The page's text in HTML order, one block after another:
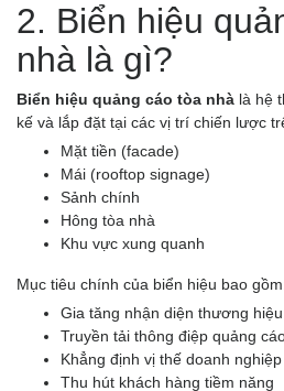
2. Biển hiệu
nhà là gì?
Biển hiệu quảng cáo tòa nhà là hệ
kế và lắp đặt tại các vị trí chiến lược
Mặt tiền (facade)
Mái (rooftop signage)
Sảnh chính
Hông tòa nhà
Khu vực xung quanh
Mục tiêu chính của biển hiệu bao
Gia tăng nhận diện thương
Truyền tải thông điệp quảng
Khẳng định vị thế doanh nghiệp
Thu hút khách hàng tiềm năng